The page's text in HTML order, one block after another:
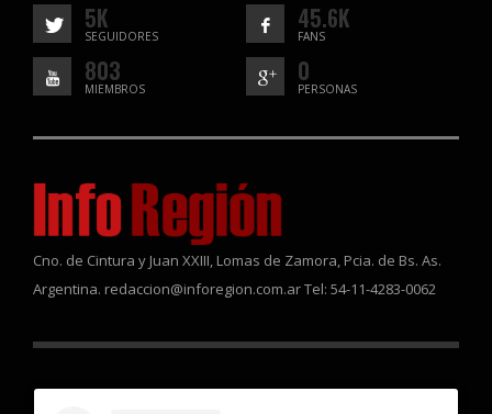
5K
SEGUIDORES
45.6K
FANS
803
MIEMBROS
0
PERSONAS
Cno. de Cintura y Juan XXIII, Lomas de Zamora, Pcia. de Bs. As.
Argentina. redaccion@inforegion.com.ar Tel: 54-11-4283-0062